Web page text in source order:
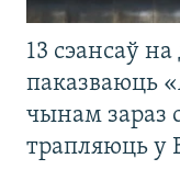
13 сэансаў
паказваюць
чынам зараз
трапляюць у